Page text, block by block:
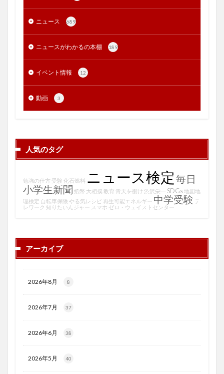
ニュース 689
ニュースがわかるの本棚 189
イベント情報 12
動画 3
人気のタグ
勉強の仕方 受験 化石燃料 ニュース検定 毎日
小学生新聞 紙幣 大相撲 教育 青天を衝け 渋沢栄一 SDGs 地図地
理検定 自転車保険 やる気レシピ 再生可能エネルギー 中学受験 テ
レワーク 知りたいんジャー スマホ ゼロ・ウェイストセンター
アーカイブ
2026年8月 8
2026年7月 37
2026年6月 38
2026年5月 40